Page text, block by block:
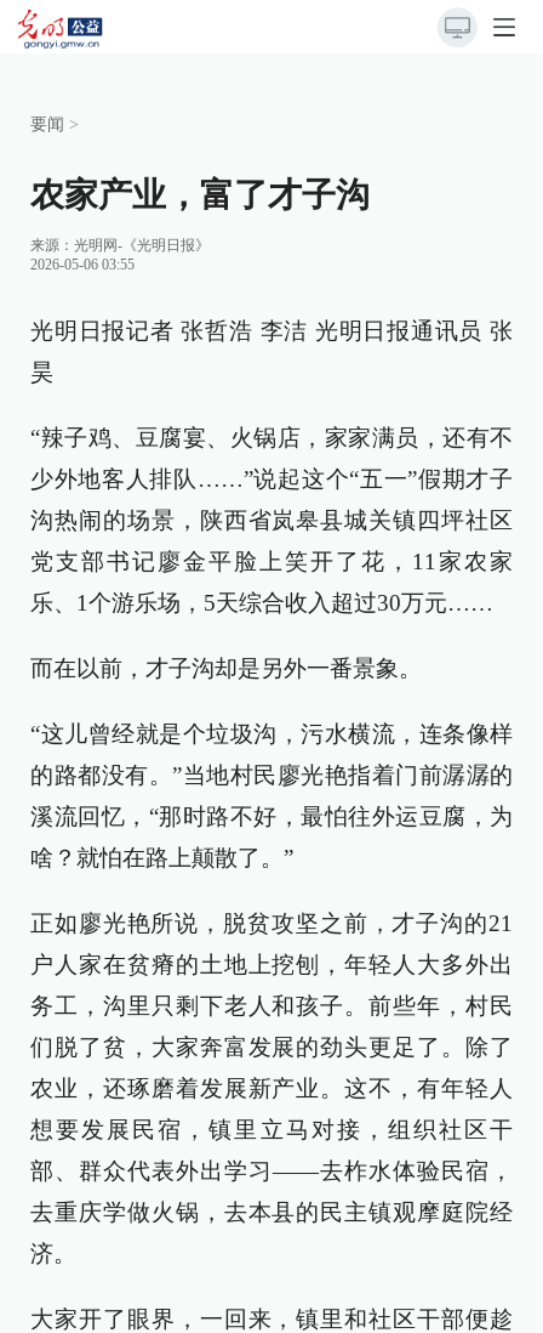
要闻 >
农家产业，富了才子沟
来源： 光明网-《光明日报》
2026-05-06 03:55
光明日报记者 张哲浩 李洁 光明日报通讯员 张
昊
“辣子鸡、豆腐宴、火锅店，家家满员，还有不
少外地客人排队……”说起这个“五一”假期才子
沟热闹的场景，陕西省岚皋县城关镇四坪社区
党支部书记廖金平脸上笑开了花，11家农家
乐、1个游乐场，5天综合收入超过30万元……
而在以前，才子沟却是另外一番景象。
“这儿曾经就是个垃圾沟，污水横流，连条像样
的路都没有。”当地村民廖光艳指着门前潺潺的
溪流回忆，“那时路不好，最怕往外运豆腐，为
啥？就怕在路上颠散了。”
正如廖光艳所说，脱贫攻坚之前，才子沟的21
户人家在贫瘠的土地上挖刨，年轻人大多外出
务工，沟里只剩下老人和孩子。前些年，村民
们脱了贫，大家奔富发展的劲头更足了。除了
农业，还琢磨着发展新产业。这不，有年轻人
想要发展民宿，镇里立马对接，组织社区干
部、群众代表外出学习——去柞水体验民宿，
去重庆学做火锅，去本县的民主镇观摩庭院经
济。
大家开了眼界，一回来，镇里和社区干部便趁